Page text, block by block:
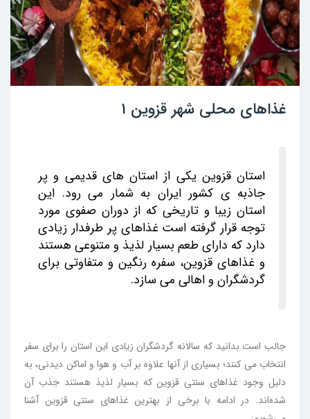
غذاهای محلی شهر قزوین ۱
استان قزوین یکی از استان های قدیمی و پر
جاذبه ی کشور ایران به شمار می رود. این
استان زیبا و تاریخی که از دوران صفوی مورد
توجه قرار گرفته است غذاهای پر طرفدار زیادی
دارد که دارای طعم بسیار لذیذ و متنوعی هستند
و غذاهای قزوین، سفره رنگین و متفاوتی برای
گردشگران و اهالی می سازد.
جالب است بدانید که سالانه گردشگران زیادی این استان را برای سفر
انتخاب می کنند؛ بسیاری از آنها علاوه بر آب و هوا و اماکن دیدنی، به
دلیل وجود غذاهای سنتی قزوین که بسیار لذیذ هستند جذب آن
شده‌اند. در ادامه با برخی از بهترین غذاهای سنتی قزوین آشنا